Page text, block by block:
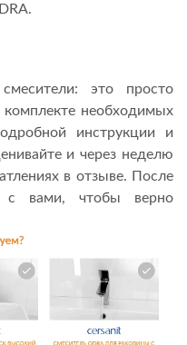
это просто
необходимых
инструкции и
и через неделю
в отзыве. После
с вами, чтобы верно